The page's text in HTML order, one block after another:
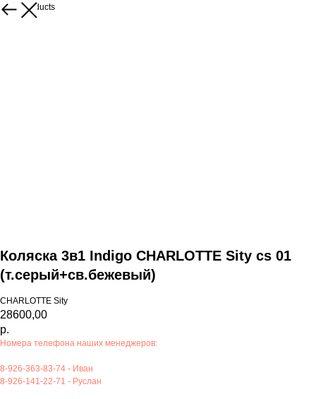
More products
Коляска 3в1 Indigo CHARLOTTE Sity cs 01
(т.серый+св.бежевый)
CHARLOTTE Sity
28600,00
р.
Номера телефона наших менеджеров:
8-926-363-83-74 - Иван
8-926-141-22-71 - Руслан